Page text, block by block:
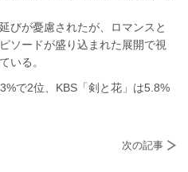
びが憂慮されたが、ロマンスと
ソードが盛り込まれた展開で視
いる。
で2位、KBS「剣と花」は5.8%
次の記事